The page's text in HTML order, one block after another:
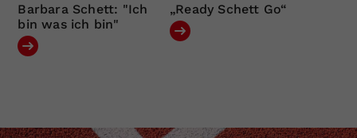
Barbara Schett: "Ich
bin was ich bin"
„Ready Schett Go“